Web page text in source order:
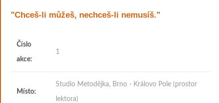
"Chceš-li můžeš, nechceš-li nemusíš."
Číslo
akce:
1
Místo:
Studio Metodějka, Brno - Královo Pole (prostor
lektora)